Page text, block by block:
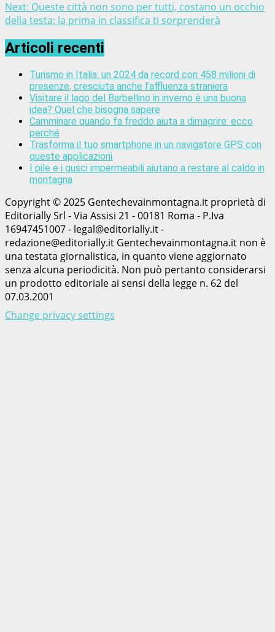
Next: Queste città non sono per tutti, costano un occhio
della testa: la prima in classifica ti sorprenderà
Articoli recenti
Turismo in Italia: un 2024 da record con 458 milioni di
presenze, cresciuta anche l’affluenza straniera
Visitare il lago del Barbellino in inverno è una buona
idea? Quel che bisogna sapere
Camminare quando fa freddo aiuta a dimagrire: ecco
perché
Trasforma il tuo smartphone in un navigatore GPS con
queste applicazioni
I pile e i gusci impermeabili aiutano a restare al caldo in
montagna
Copyright © 2025 Gentechevainmontagna.it proprietà di
Editorially Srl - Via Assisi 21 - 00181 Roma - P.Iva
16947451007 - legal@editorially.it -
redazione@editorially.it Gentechevainmontagna.it non è
una testata giornalistica, in quanto viene aggiornato
senza alcuna periodicità. Non può pertanto considerarsi
un prodotto editoriale ai sensi della legge n. 62 del
07.03.2001
Change privacy settings